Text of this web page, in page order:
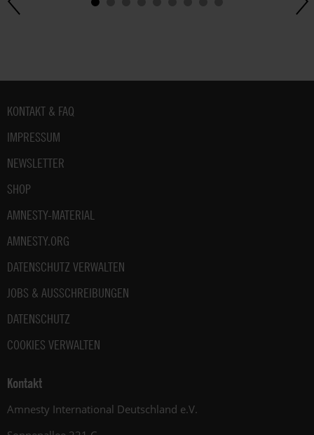
Fußbereich
KONTAKT & FAQ
IMPRESSUM
NEWSLETTER
SHOP
AMNESTY-MATERIAL
AMNESTY.ORG
DATENSCHUTZ VERWALTEN
JOBS & AUSSCHREIBUNGEN
DATENSCHUTZ
COOKIES VERWALTEN
Kontakt
Amnesty International Deutschland e.V.